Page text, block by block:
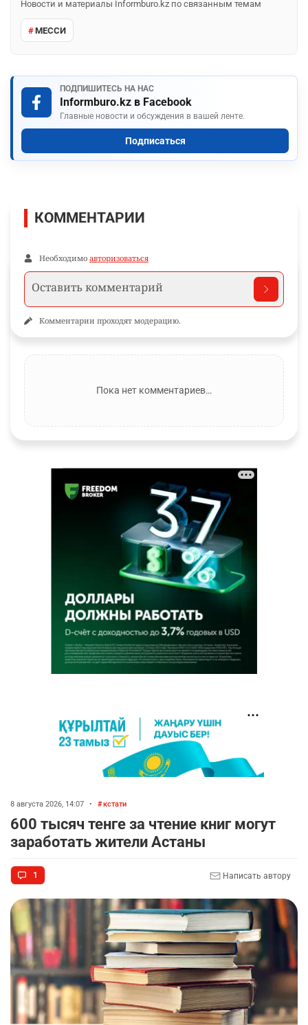
Новости и материалы Informburo.kz по связанным темам
МЕССИ
ПОДПИШИТЕСЬ НА НАС
Informburo.kz в Facebook
Главные новости и обсуждения в вашей ленте.
Подписаться
КОММЕНТАРИИ
Необходимо авторизоваться
Комментарии проходят модерацию.
Пока нет комментариев…
8 августа 2026, 14:07 • кстати
600 тысяч тенге за чтение книг могут
заработать жители Астаны
1 Написать автору